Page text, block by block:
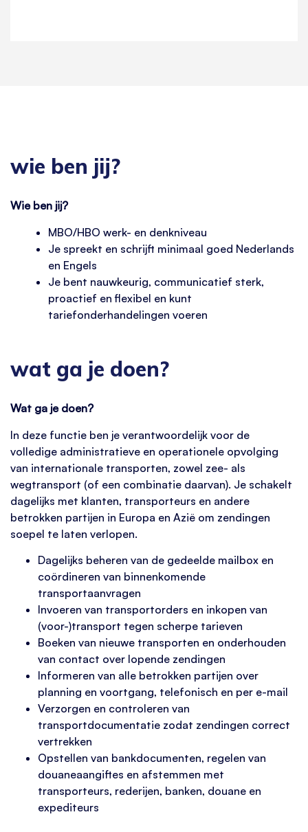
wie ben jij?
Wie ben jij?
MBO/HBO werk- en denkniveau
Je spreekt en schrijft minimaal goed Nederlands
en Engels
Je bent nauwkeurig, communicatief sterk,
proactief en flexibel en kunt
tariefonderhandelingen voeren
wat ga je doen?
Wat ga je doen?
In deze functie ben je verantwoordelijk voor de
volledige administratieve en operationele opvolging
van internationale transporten, zowel zee- als
wegtransport (of een combinatie daarvan). Je schakelt
dagelijks met klanten, transporteurs en andere
betrokken partijen in Europa en Azië om zendingen
soepel te laten verlopen.
Dagelijks beheren van de gedeelde mailbox en
coördineren van binnenkomende
transportaanvragen
Invoeren van transportorders en inkopen van
(voor-)transport tegen scherpe tarieven
Boeken van nieuwe transporten en onderhouden
van contact over lopende zendingen
Informeren van alle betrokken partijen over
planning en voortgang, telefonisch en per e-mail
Verzorgen en controleren van
transportdocumentatie zodat zendingen correct
vertrekken
Opstellen van bankdocumenten, regelen van
douaneaangiftes en afstemmen met
transporteurs, rederijen, banken, douane en
expediteurs